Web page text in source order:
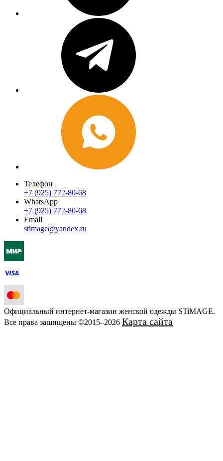
Телефон
+7 (925) 772-80-68
WhatsApp
+7 (925) 772-80-68
Email
stimage@yandex.ru
Официальный интернет-магазин женской одежды STiMAGE.
Все права защищены ©2015–2026 Карта сайта